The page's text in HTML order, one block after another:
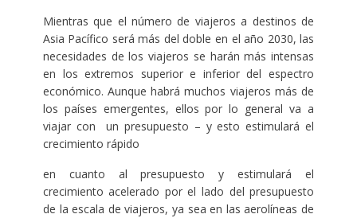
Mientras que el número de viajeros a destinos de
Asia Pacífico será más del doble en el año 2030, las
necesidades de los viajeros se harán más intensas
en los extremos superior e inferior del espectro
económico. Aunque habrá muchos viajeros más de
los países emergentes, ellos por lo general va a
viajar con un presupuesto – y esto estimulará el
crecimiento rápido
en cuanto al presupuesto y estimulará el
crecimiento acelerado por el lado del presupuesto
de la escala de viajeros, ya sea en las aerolíneas de